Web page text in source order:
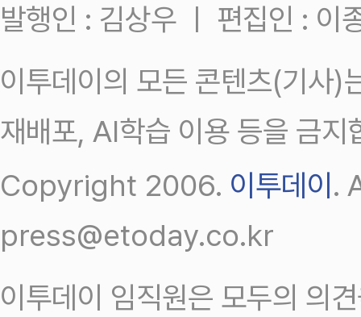
발행인 : 김상우 ㅣ 편집인 : 이
이투데이의 모든 콘텐츠(기사)
재배포, AI학습 이용 등을 금지
Copyright 2006. 이투데이 .
press@etoday.co.kr
이투데이 임직원은 모두의 의